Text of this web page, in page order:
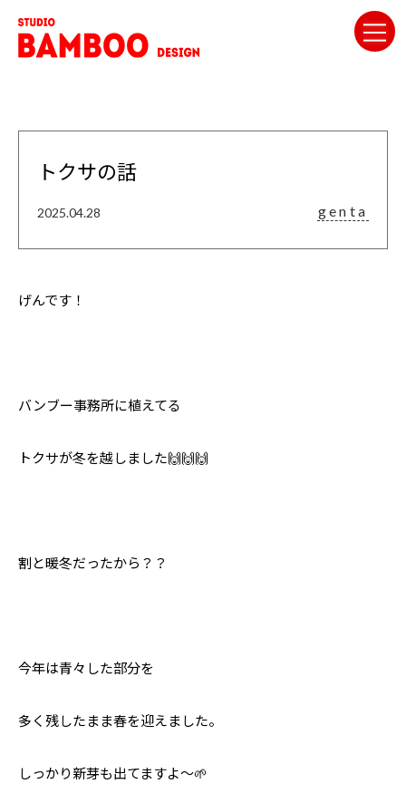
トクサの話
2025.04.28 genta
げんです！
バンブー事務所に植えてる
トクサが冬を越しました🙌🙌🙌
割と暖冬だったから？？
今年は青々した部分を
多く残したまま春を迎えました。
しっかり新芽も出てますよ〜🌱